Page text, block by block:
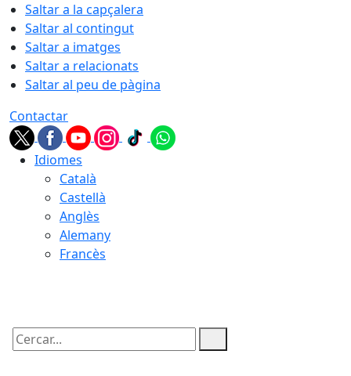
Saltar a la capçalera
Saltar al contingut
Saltar a imatges
Saltar a relacionats
Saltar al peu de pàgina
Contactar
Idiomes
Català
Castellà
Anglès
Alemany
Francès
Cercar: